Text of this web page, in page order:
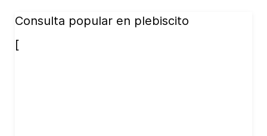
Consulta popular en plebiscito
[